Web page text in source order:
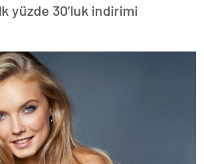
yüzde 30’luk indirimi